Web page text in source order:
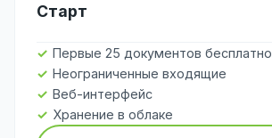
Старт
Первые 25 документов бесплатно
Неограниченные входящие
Веб-интерфейс
Хранение в облаке